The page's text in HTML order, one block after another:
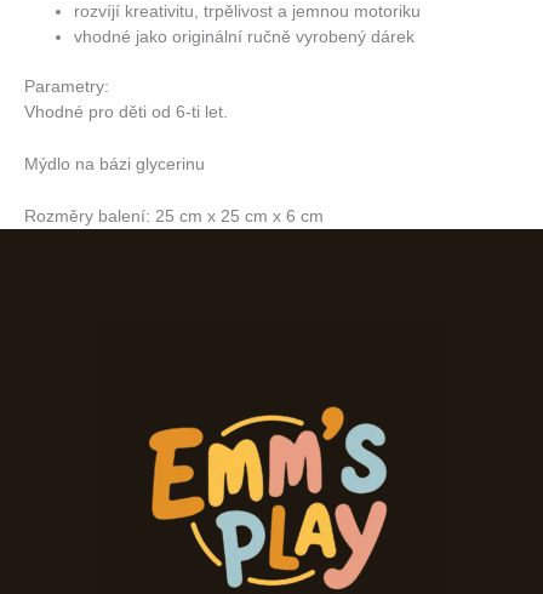
rozvíjí kreativitu, trpělivost a jemnou motoriku
vhodné jako originální ručně vyrobený dárek
Parametry:
Vhodné pro děti od 6-ti let.
Mýdlo na bázi glycerinu
Rozměry balení: 25 cm x 25 cm x 6 cm